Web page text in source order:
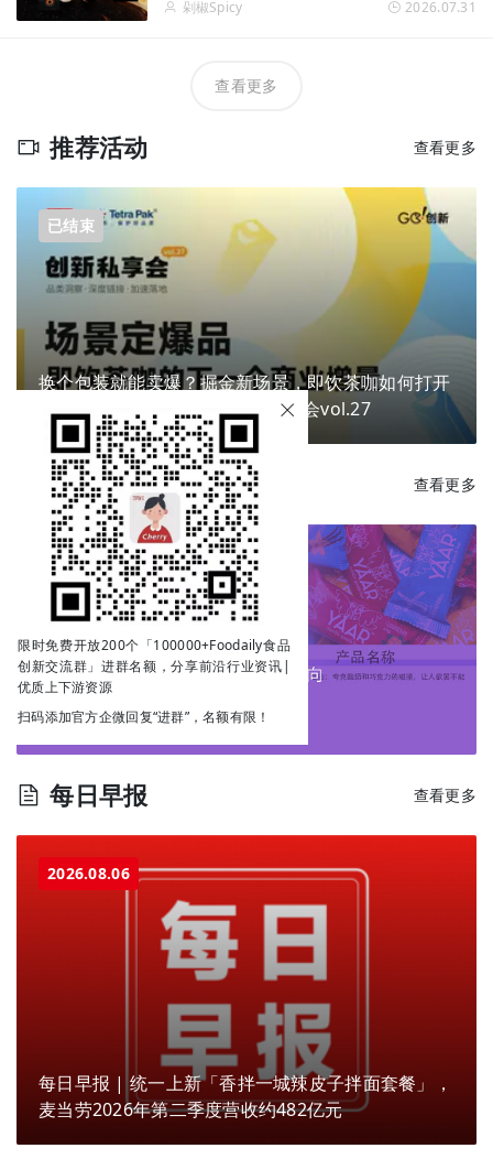
限时免费开放200个「100000+Foodaily食品
创新交流群」进群名额，分享前沿行业资讯|
优质上下游资源
扫码添加官方企微回复“进群”，名额有限！
剁椒Spicy 2026.07.31
查看更多
推荐活动 查看更多
已结束
换个包装就能卖爆？掘金新场景，即饮茶咖如何打开
下一个商业增量？ | Go!创新私享会vol.27
每日新品 查看更多
每日早报 查看更多
2026.08.06
每日早报 | 统一上新「香拌一城辣皮子拌面套餐」，
麦当劳2026年第二季度营收约482亿元